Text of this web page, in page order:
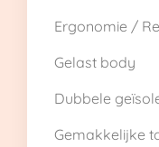
Ergonomie /
Gelast body
Dubbele
Gemakkelijke